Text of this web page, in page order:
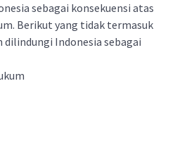
sebagai konsekuensi atas
Berikut yang tidak termasuk
dilindungi Indonesia sebagai